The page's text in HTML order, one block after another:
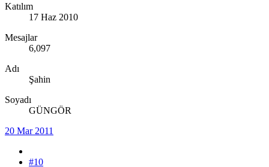
Katılım
17 Haz 2010
Mesajlar
6,097
Adı
Şahin
Soyadı
GÜNGÖR
20 Mar 2011
#10